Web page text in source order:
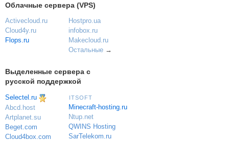
Облачные сервера (VPS)
Activecloud.ru
Cloud4y.ru
Flops.ru
Hostpro.ua
infobox.ru
Makecloud.ru
Остальные→
Выделенные сервера с
русской поддержкой
Selectel.ru
Abcd.host
Artplanet.su
Beget.com
Cloud4box.com
ITSOFT
Minecraft-hosting.ru
Ntup.net
QWINS Hosting
SarTelekom.ru